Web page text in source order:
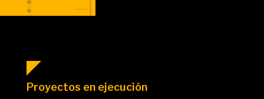
Proyectos en ejecución